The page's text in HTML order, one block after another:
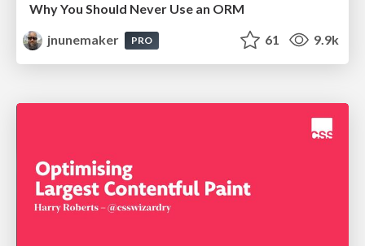
Why You Should Never Use an ORM
jnunemaker
PRO 61 9.9k